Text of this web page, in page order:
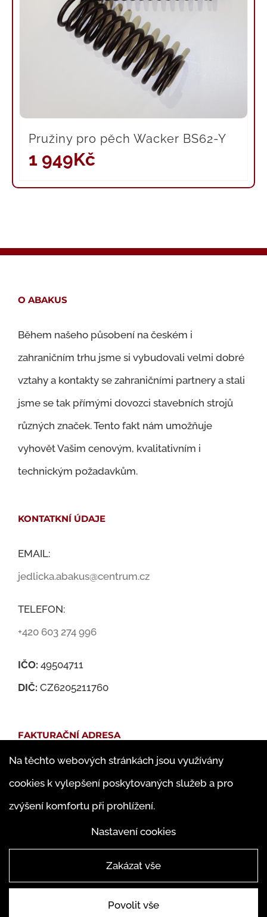
Pružiny pro pěch Wacker BS62-Y
1 949Kč
O ABAKUS
Během našeho působení na českém i
zahraničním trhu jsme si vybudovali velmi dobré
vztahy a kontakty se zahraničními partnery a stali
jsme se tak přímými dovozci stavebních strojů
různých značek. Tento fakt nám umožňuje
vyhovět Vašim cenovým, kvalitativním i
technickým požadavkům.
KONTATKNÍ ÚDAJE
EMAIL:
jedlicka.abakus@centrum.cz
TELEFON:
+420 603 274 996
IČO: 49504711
DIČ: CZ6205211760
FAKTURAČNÍ ADRESA
Famfulíkova 1143/13
182 00 Praha 8 – Kobylisy
Na těchto webových stránkách jsou využívány
cookies k vylepšení poskytovaných služeb a pro
zvýšení komfortu při prohlížení.
Nastavení cookies
Zakázat vše
Povolit vše